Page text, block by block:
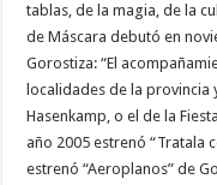
tablas, de la magia, de la
de Máscara debutó en
Gorostiza: “El
localidades de la
Hasenkamp, o el de la
año 2005 estrenó “Tratala
estrenó “Aeroplanos” de